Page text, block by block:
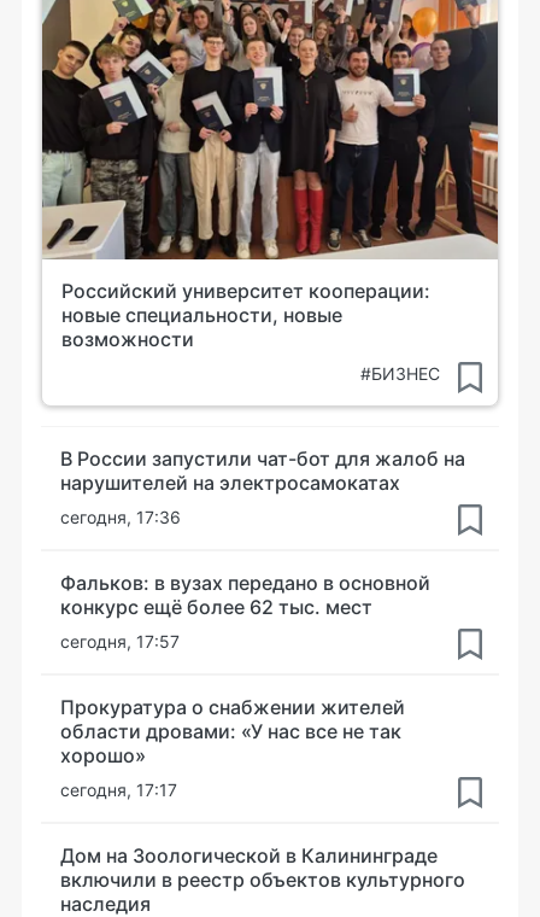
Российский университет кооперации:
новые специальности, новые
возможности
#БИЗНЕС
В России запустили чат-бот для жалоб на
нарушителей на электросамокатах
сегодня, 17:36
Фальков: в вузах передано в основной
конкурс ещё более 62 тыс. мест
сегодня, 17:57
Прокуратура о снабжении жителей
области дровами: «У нас все не так
хорошо»
сегодня, 17:17
Дом на Зоологической в Калининграде
включили в реестр объектов культурного
наследия